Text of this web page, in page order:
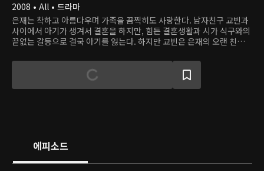
2008 • All • 드라마
은재는 착하고 아름다우며 가족을 끔찍히도 사랑한다. 남자친구 교빈과
사이에서 아기가 생겨서 결혼을 하지만, 힘든 결혼생활과 시가 식구와의
끝없는 갈등으로 결국 아기를 잃는다. 하지만 교빈은 은재의 오랜 친구이
해 은재의 목숨을 위험에 빠뜨린다. 믿었던 사람들에게 모두 배신당하고
사고로 만신창이가 된 은재는 민현주 사장의 도움으로 목숨을 건지고 새
신분을 얻는다. 이제 민 사장의 딸 소희가 된 은재는 교빈과 애리, 교빈의
에피소드